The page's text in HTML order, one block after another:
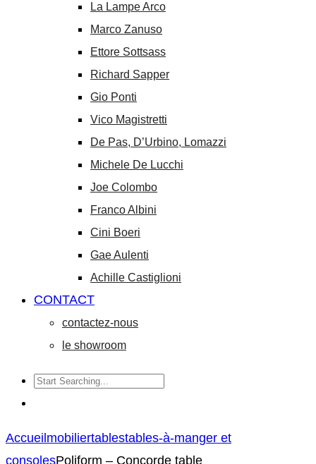
La Lampe Arco
Marco Zanuso
Ettore Sottsass
Richard Sapper
Gio Ponti
Vico Magistretti
De Pas, D’Urbino, Lomazzi
Michele De Lucchi
Joe Colombo
Franco Albini
Cini Boeri
Gae Aulenti
Achille Castiglioni
CONTACT
contactez-nous
le showroom
Accueil mobiliertablestables-à-manger et
consolesPoliform – Concorde table